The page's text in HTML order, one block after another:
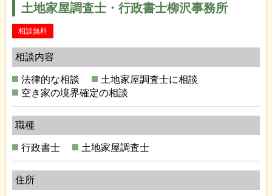
土地家屋調査士・行政書士柳沢事務所
相談無料
相談内容
法律的な相談
土地家屋調査士に相談
空き家の境界確定の相談
職種
行政書士 土地家屋調査士
住所